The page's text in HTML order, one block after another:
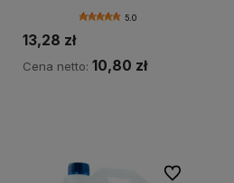
5.0
13,28 zł
Cena netto: 10,80 zł
Do ulubionych